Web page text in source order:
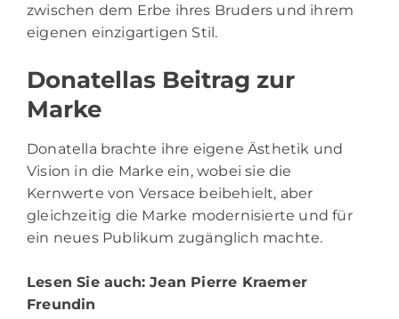
zwischen dem Erbe ihres Bruders und ihrem
eigenen einzigartigen Stil.
Donatellas Beitrag zur
Marke
Donatella brachte ihre eigene Ästhetik und
Vision in die Marke ein, wobei sie die
Kernwerte von Versace beibehielt, aber
gleichzeitig die Marke modernisierte und für
ein neues Publikum zugänglich machte.
Lesen Sie auch:Jean Pierre Kraemer
Freundin